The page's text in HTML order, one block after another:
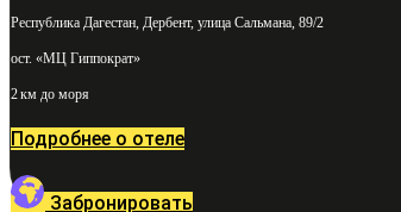
Республика Дагестан, Дербент, улица Сальмана, 89/2
ост. «МЦ Гиппократ»
2 км до моря
Подробнее о отеле
Забронировать